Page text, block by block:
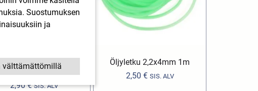
mutteri Aprilia,
Derbi, Gilera
2,90€ SIS. ALV
Öljyletku 2,2x4mm 1m
2,50 € SIS. ALV
Suostumuksen
ja
välttämättömillä